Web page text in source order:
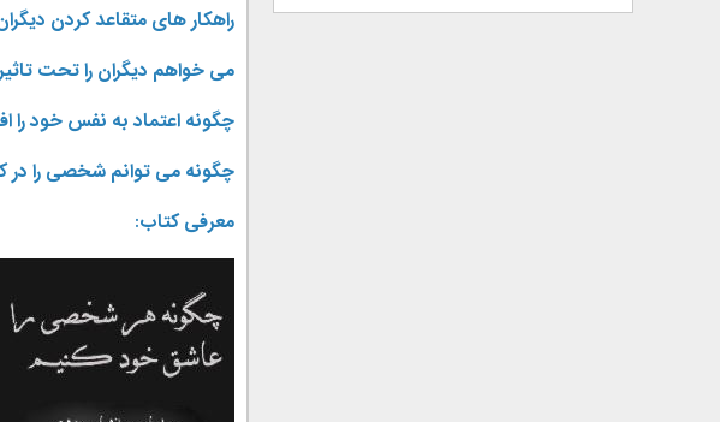
راهکار های متقاعد کردن
می خواهم دیگران را تحت
چگونه اعتماد به نفس خود را
چگونه می توانم شخصی را در
معرفی کتاب: